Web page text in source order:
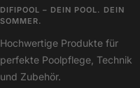
DIFIPOOL – DEIN POOL. DEIN
SOMMER.
Hochwertige Produkte für
perfekte Poolpflege, Technik
und Zubehör.